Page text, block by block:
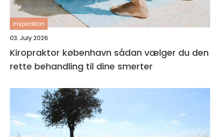
inspiration
03. July 2026
Kiropraktor københavn sådan vælger du den
rette behandling til dine smerter